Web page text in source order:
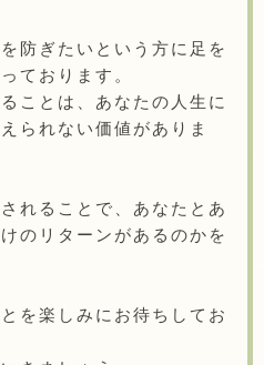
防ぎたいという方に足を
ております。
ことは、あなたの人生に
られない価値がありま
れることで、あなたとあ
のリターンがあるのかを
を楽しみにお待ちしてお